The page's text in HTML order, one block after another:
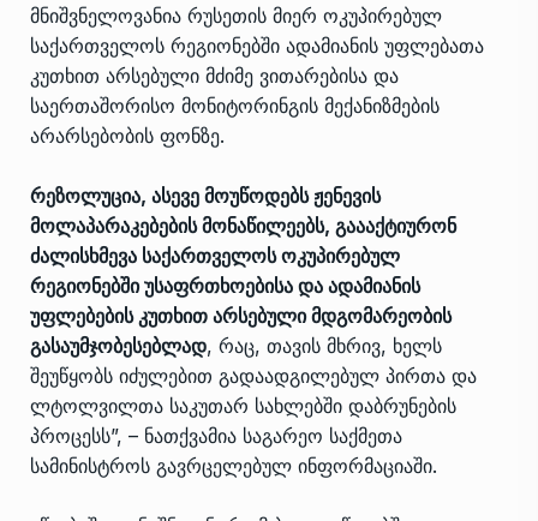
მნიშვნელოვანია რუსეთის მიერ ოკუპირებულ
საქართველოს რეგიონებში ადამიანის უფლებათა
კუთხით არსებული მძიმე ვითარებისა და
საერთაშორისო მონიტორინგის მექანიზმების
არარსებობის ფონზე.
რეზოლუცია, ასევე მოუწოდებს ჟენევის
მოლაპარაკებების მონაწილეებს, გაააქტიურონ
ძალისხმევა საქართველოს ოკუპირებულ
რეგიონებში უსაფრთხოებისა და ადამიანის
უფლებების კუთხით არსებული მდგომარეობის
გასაუმჯობესებლად, რაც, თავის მხრივ, ხელს
შეუწყობს იძულებით გადაადგილებულ პირთა და
ლტოლვილთა საკუთარ სახლებში დაბრუნების
პროცესს”, – ნათქვამია საგარეო საქმეთა
სამინისტროს გავრცელებულ ინფორმაციაში.